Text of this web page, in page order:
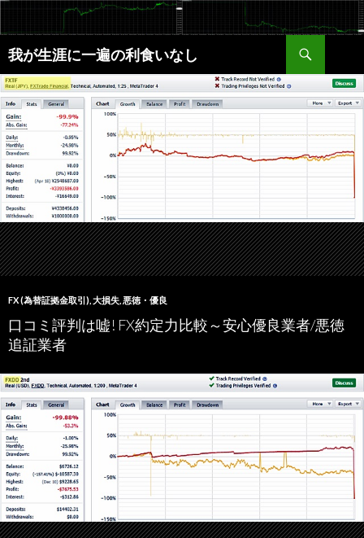
我が生涯に一遍の利食いなし
検
索
ン
テ
ン
ツ
へ
ス
キ
ッ
プ
FX (為替証拠金取引) 大損失 悪徳・優良
口コミ評判は嘘! FX約定力比較～安心優良業者/悪徳
追証業者